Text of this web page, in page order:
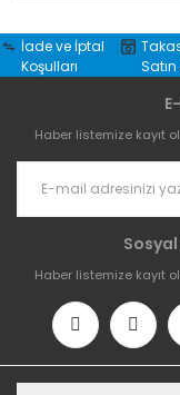
İade ve İptal
Koşulları
Haber listemize kayıt
Haber listemize kayıt